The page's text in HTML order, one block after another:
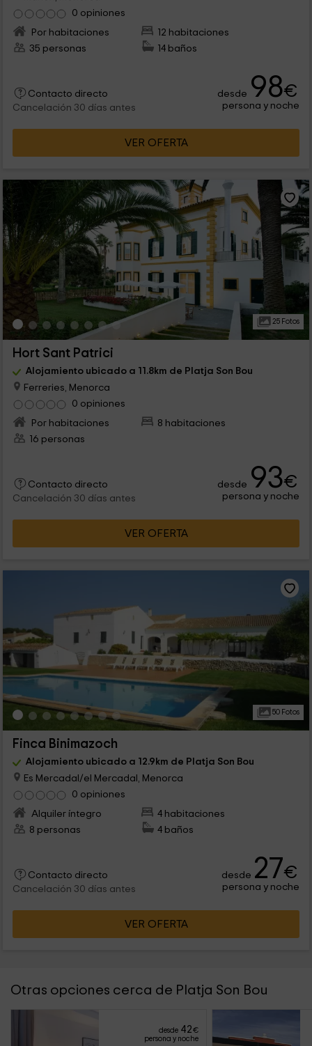
0 opiniones
Por habitaciones
12 habitaciones
35 personas
14 baños
Contacto directo
Cancelación 30 días antes
desde 98€
persona y noche
VER OFERTA
25 Fotos
Hort Sant Patrici
Alojamiento ubicado a 11.8km de Platja Son Bou
Ferreries, Menorca
0 opiniones
Por habitaciones
8 habitaciones
16 personas
Contacto directo
Cancelación 30 días antes
desde 93€
persona y noche
VER OFERTA
50 Fotos
Finca Binimazoch
Alojamiento ubicado a 12.9km de Platja Son Bou
Es Mercadal/el Mercadal, Menorca
0 opiniones
Alquiler íntegro
4 habitaciones
8 personas
4 baños
Contacto directo
Cancelación 30 días antes
desde 27€
persona y noche
VER OFERTA
Otras opciones cerca de Platja Son Bou
desde 42€
persona y noche